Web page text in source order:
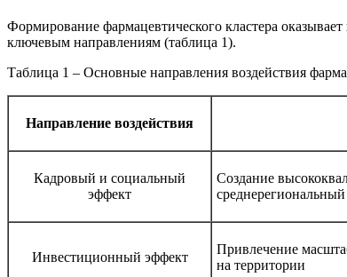
Формирование фармацевтического кластера
ключевым направлениям (таблица 1).
Таблица 1 – Основные направления воздействия
Направление воздействия
Кадровый и социальный
эффект
Создание
Инвестиционный эффект
Привлечение
на территории